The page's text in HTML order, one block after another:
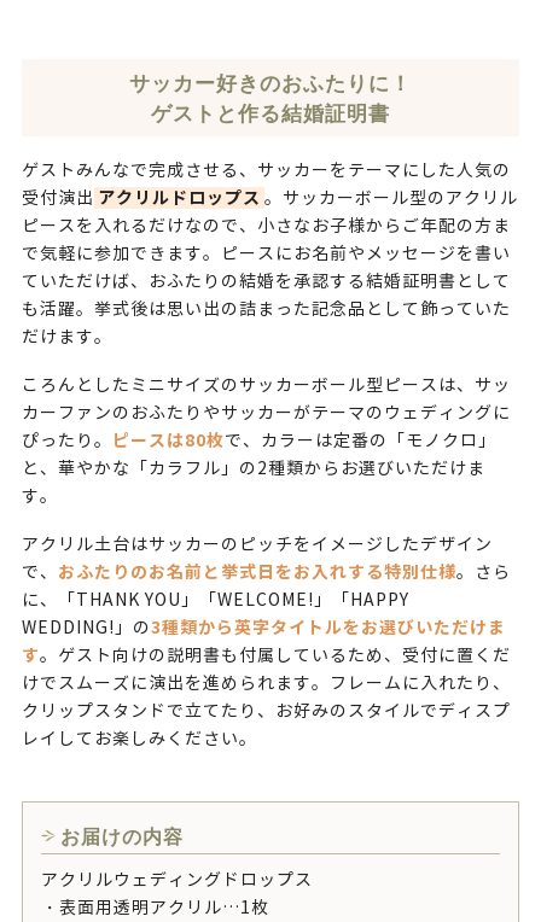
サッカー好きのおふたりに！
ゲストと作る結婚証明書
ゲストみんなで完成させる、サッカーをテーマにした人気の
受付演出 アクリルドロップス 。サッカーボール型のアクリル
ピースを入れるだけなので、小さなお子様からご年配の方ま
で気軽に参加できます。ピースにお名前やメッセージを書い
ていただけば、おふたりの結婚を承認する結婚証明書として
も活躍。挙式後は思い出の詰まった記念品として飾っていた
だけます。
ころんとしたミニサイズのサッカーボール型ピースは、サッ
カーファンのおふたりやサッカーがテーマのウェディングに
ぴったり。
ピースは80枚で、カラーは定番の「モノクロ」
と、華やかな「カラフル」の2種類からお選びいただけま
す。
アクリル土台はサッカーのピッチをイメージしたデザイン
で、 おふたりのお名前と挙式日をお入れする特別仕様。さら
に、「THANK YOU」「WELCOME!」「HAPPY
WEDDING!」の3種類から英字タイトルをお選びいただけま
す。ゲスト向けの説明書も付属しているため、受付に置くだ
けでスムーズに演出を進められます。フレームに入れたり、
クリップスタンドで立てたり、お好みのスタイルでディスプ
レイしてお楽しみください。
お届けの内容
アクリルウェディングドロップス
・表面用透明アクリル…1枚